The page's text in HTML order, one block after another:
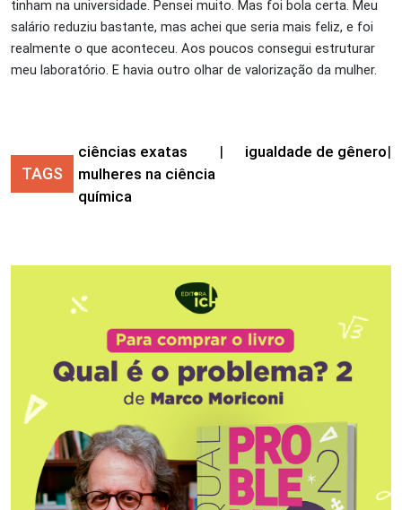
tinham na universidade. Pensei muito. Mas foi bola certa. Meu
salário reduziu bastante, mas achei que seria mais feliz, e foi
realmente o que aconteceu. Aos poucos consegui estruturar
meu laboratório. E havia outro olhar de valorização da mulher.
TAGS
ciências exatas | igualdade de gênero|
mulheres na ciência
química